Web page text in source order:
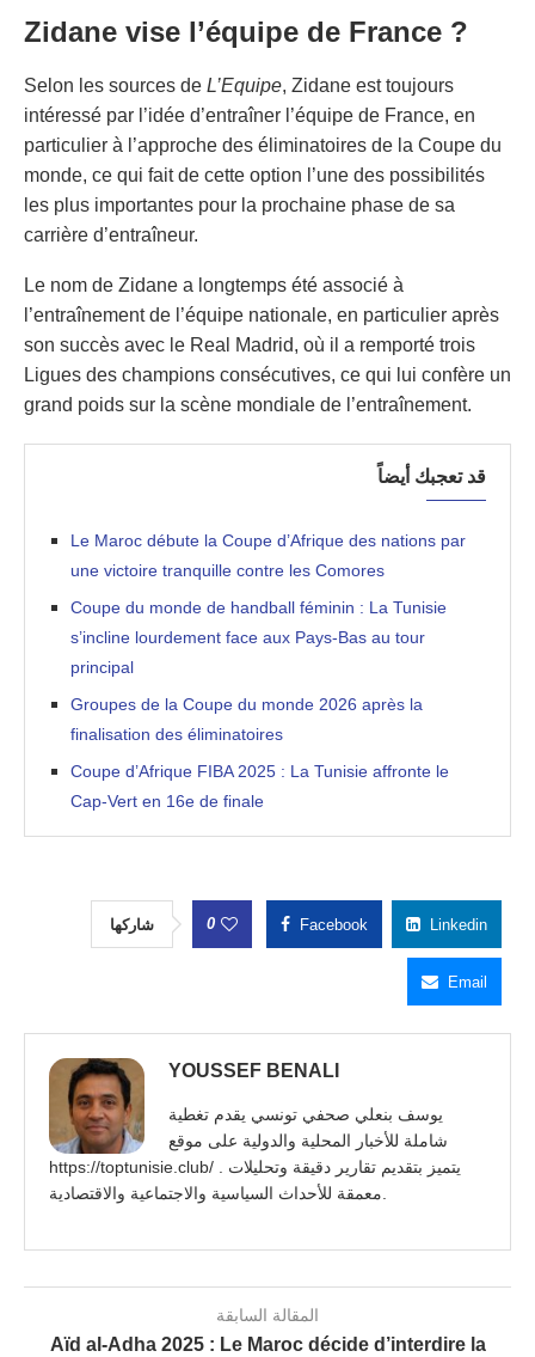
Zidane vise l’équipe de France ?
Selon les sources de L’Equipe, Zidane est toujours
intéressé par l’idée d’entraîner l’équipe de France, en
particulier à l’approche des éliminatoires de la Coupe du
monde, ce qui fait de cette option l’une des possibilités
les plus importantes pour la prochaine phase de sa
carrière d’entraîneur.
Le nom de Zidane a longtemps été associé à
l’entraînement de l’équipe nationale, en particulier après
son succès avec le Real Madrid, où il a remporté trois
Ligues des champions consécutives, ce qui lui confère un
grand poids sur la scène mondiale de l’entraînement.
قد تعجبك أيضاً
Le Maroc débute la Coupe d’Afrique des nations par
une victoire tranquille contre les Comores
Coupe du monde de handball féminin : La Tunisie
s’incline lourdement face aux Pays-Bas au tour
principal
Groupes de la Coupe du monde 2026 après la
finalisation des éliminatoires
Coupe d’Afrique FIBA 2025 : La Tunisie affronte le
Cap-Vert en 16e de finale
شاركها 0 Facebook Linkedin
Email
YOUSSEF BENALI
يوسف بنعلي صحفي تونسي يقدم تغطية
شاملة للأخبار المحلية والدولية على موقع
https://toptunisie.club/ . يتميز بتقديم تقارير دقيقة وتحليلات
معمقة للأحداث السياسية والاجتماعية والاقتصادية.
المقالة السابقة
Aïd al-Adha 2025 : Le Maroc décide d’interdire la